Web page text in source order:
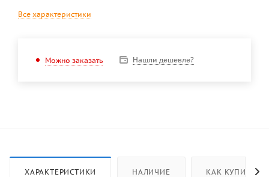
Все характеристики
Можно заказать Нашли дешевле?
ХАРАКТЕРИСТИКИ НАЛИЧИЕ КАК КУПИТЬ